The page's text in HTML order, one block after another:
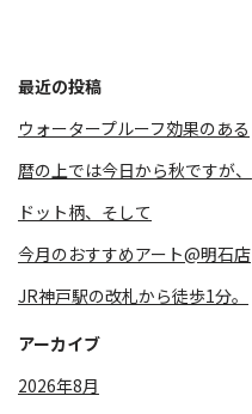
最近の投稿
ウォータープルーフ効果のある
暦の上では今日から秋ですが、
⁡ドット柄、そして
今月のおすすめアート@明石店
JR神戸駅の改札から徒歩1分。
アーカイブ
2026年8月